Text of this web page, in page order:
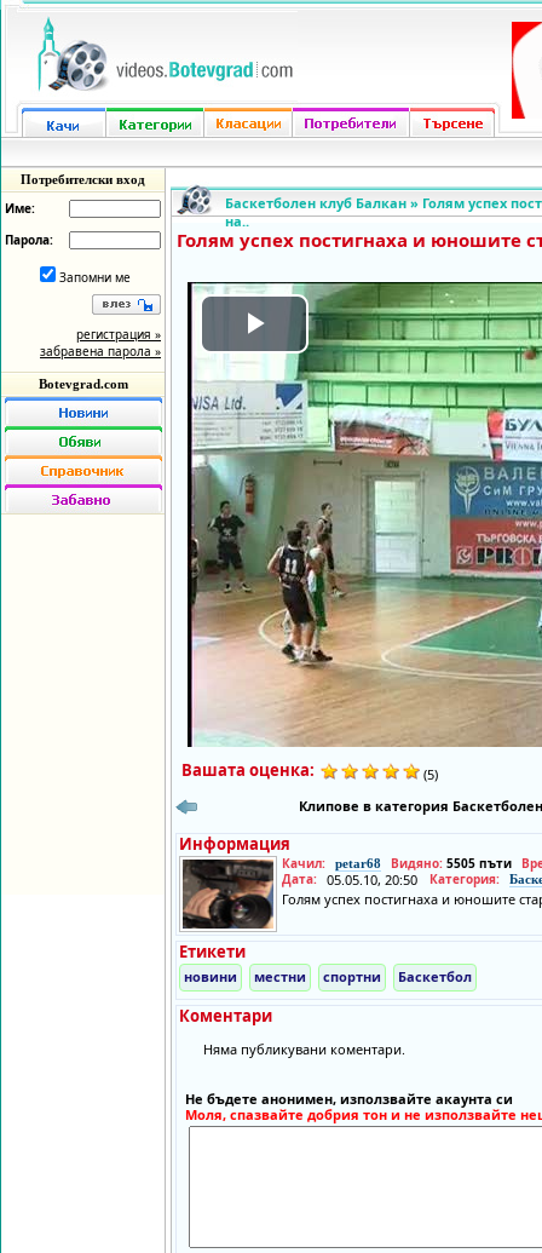
Потребителски вход
Име:
Парола:
Запомни ме
регистрация »
забравена парола »
Botevgrad.com
Баскетболен клуб Балкан » Голям успех
на..
Голям успех постигнаха и юношите
Play
Video
Вашата оценка:
(5)
Клипове в категория
Информация
Качил: petar68 Видяно: 5505 пъти
Дата: 05.05.10, 20:50 Категория:
Голям успех постигнаха и юношите
Етикети
новини местни спортни Баскетбол
Коментари
Няма публикувани коментари.
Не бъдете анонимен, използвайте акаунта си
Моля, спазвайте добрия тон и не използвайте